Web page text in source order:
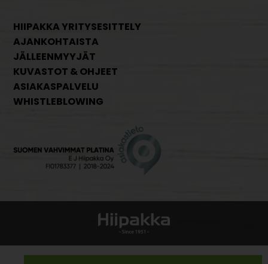
HIIPAKKA YRITYSESITTELY
AJANKOHTAISTA
JÄLLEENMYYJÄT
KUVASTOT & OHJEET
ASIAKASPALVELU
WHISTLEBLOWING